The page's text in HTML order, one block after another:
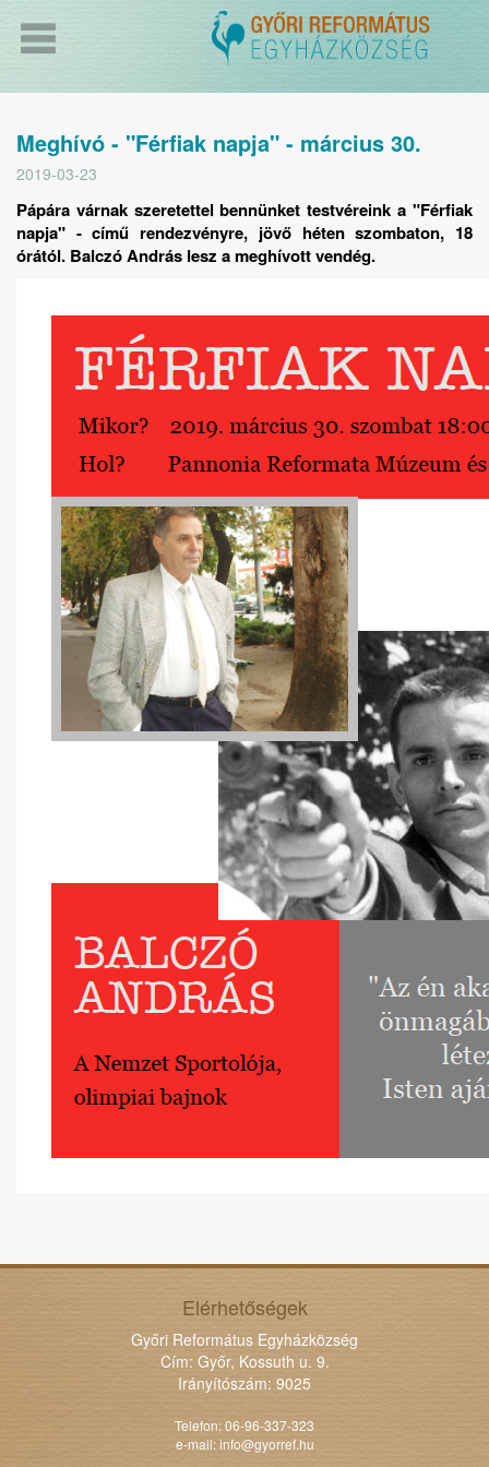
Meghívó - "Férfiak napja" - március 30.
2019-03-23
Pápára várnak szeretettel bennünket testvéreink a "Férfiak
napja" - című rendezvényre, jövő héten szombaton, 18
órától. Balczó András lesz a meghívott vendég.
Elérhetőségek
Győri Református Egyházközség
Cím: Győr, Kossuth u. 9.
Irányítószám: 9025
Telefon: 06-96-337-323
e-mail:info@gyorref.hu